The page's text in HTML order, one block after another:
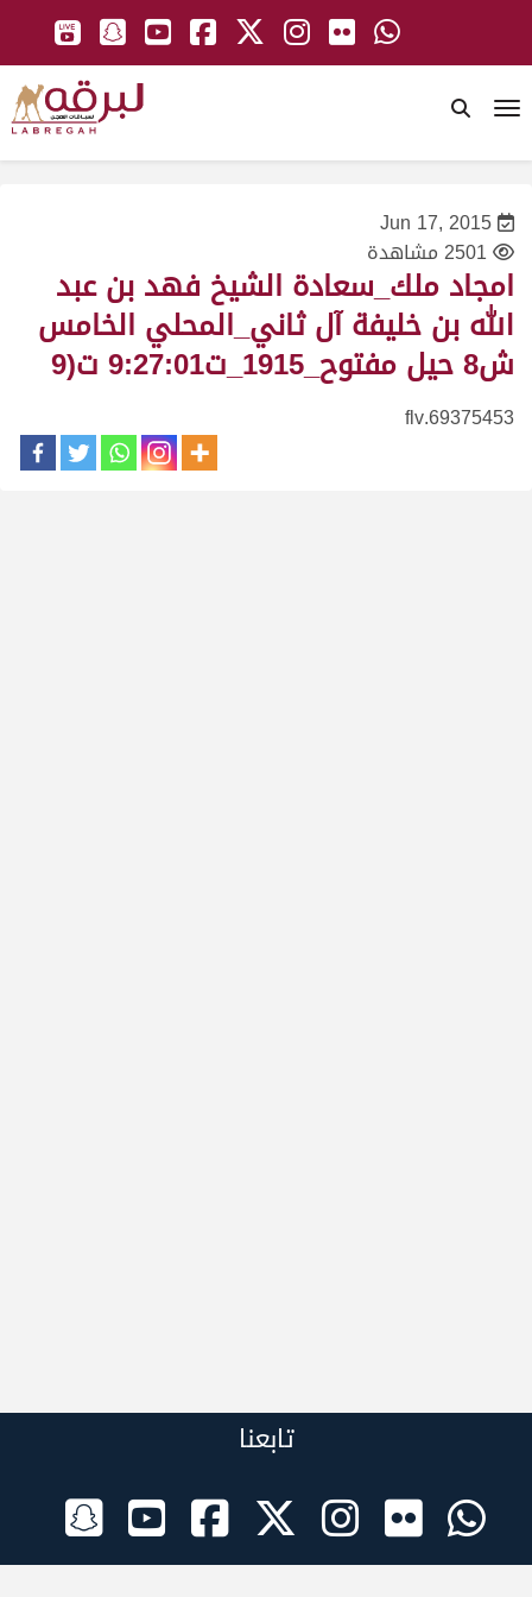
Jun 17, 2015
2501 مشاهدة
امجاد ملك_سعادة الشيخ فهد بن عبد
الله بن خليفة آل ثاني_المحلي الخامس
ش8 حيل مفتوح_1915_ت9:27:01 ت(9
69375453.flv
تابعنا